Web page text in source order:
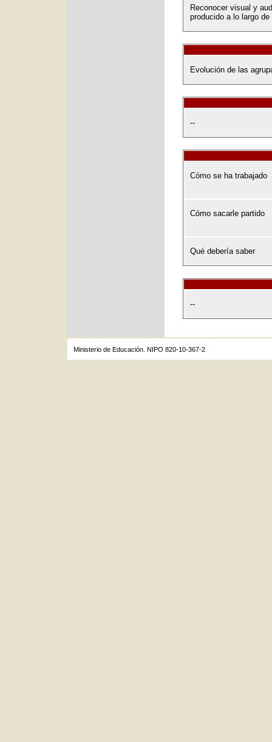
Reconocer visual y
producido a lo largo
Evolución de las
--
Cómo se ha trabajado
Cómo sacarle partido
Qué debería saber
--
Ministerio de Educación. NIPO 820-10-367-2